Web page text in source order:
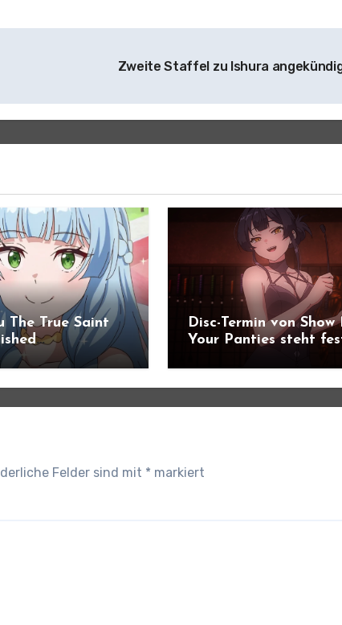
Zweite Staffel zu Ishura
The True Saint
Disc-Termin von Show
Your Panties steht
Felder sind mit * markiert